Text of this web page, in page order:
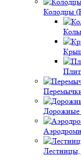
Колодцы
Лестницы,